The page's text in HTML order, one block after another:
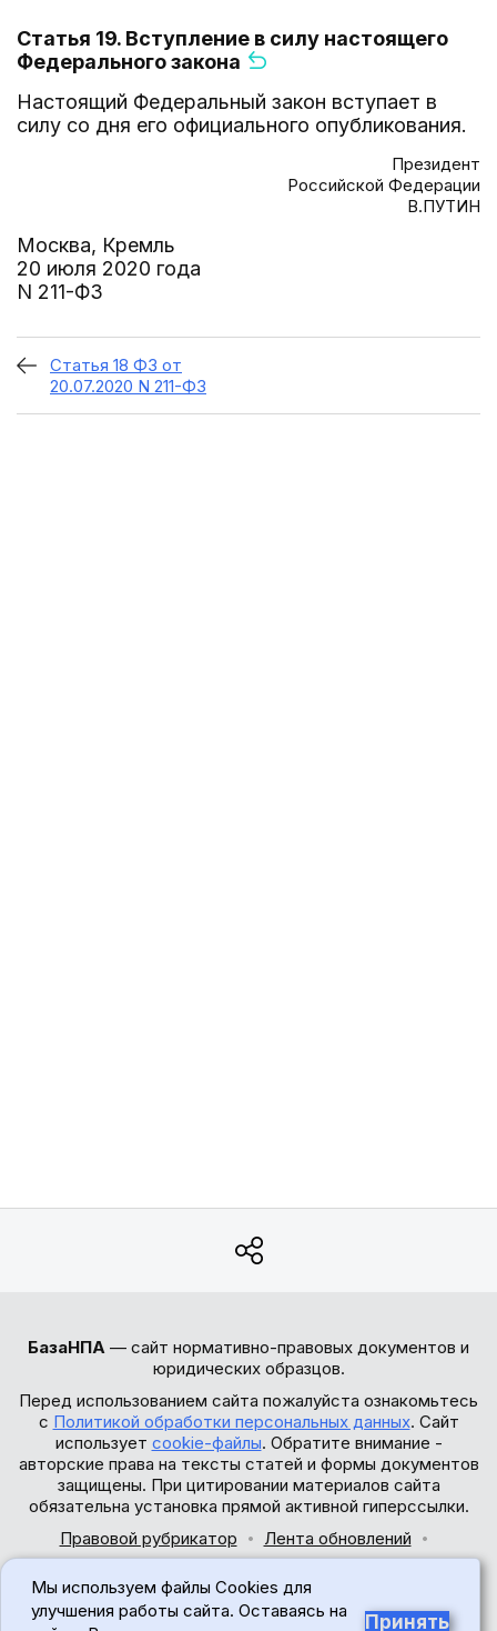
Статья 19. Вступление в силу настоящего
Федерального закона
Настоящий Федеральный закон вступает в
силу со дня его официального опубликования.
Президент
Российской Федерации
В.ПУТИН
Москва, Кремль
20 июля 2020 года
N 211-ФЗ
Статья 18 ФЗ от
20.07.2020 N 211-ФЗ
БазаНПА — сайт нормативно-правовых документов и
юридических образцов.
Перед использованием сайта пожалуйста ознакомьтесь
с Политикой обработки персональных данных. Сайт
использует cookie-файлы. Обратите внимание -
авторские права на тексты статей и формы документов
защищены. При цитировании материалов сайта
обязательна установка прямой активной гиперссылки.
Правовой рубрикатор
Лента обновлений
© 2017-2026
Мы используем файлы Cookies для
улучшения работы сайта. Оставаясь на
Принять